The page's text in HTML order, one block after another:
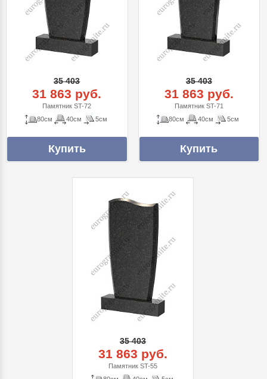
35 403
31 863 руб.
Памятник ST-72
80см
40см 5см
35 403
31 863 руб.
Памятник ST-71
80см
40см 5см
35 403
31 863 руб.
Памятник ST-55